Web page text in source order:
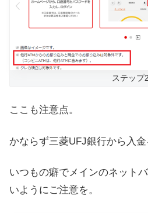
ステップ2
ここも注意点。
かならず三菱UFJ銀行から入金
いつもの癖でメインのネット
いようにご注意を。